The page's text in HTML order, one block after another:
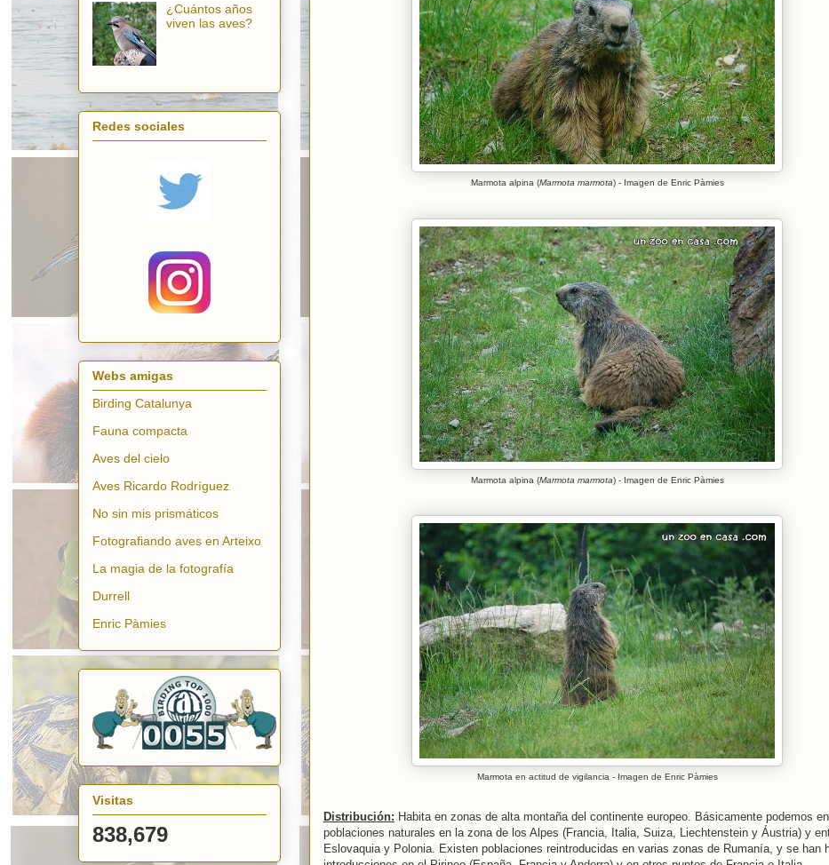
Marmota alpina (Marmota marmota) - Imagen de Enric Pàmies
Marmota alpina (Marmota marmota) - Imagen de Enric Pàmies
Marmota en actitud de vigilancia - Imagen de Enric Pàmies
Distribución: Habita en zonas de alta montaña del continente europeo. Básicamente podemos
poblaciones naturales en la zona de los Alpes (Francia, Italia, Suiza, Liechtenstein y Áustria) y
Eslovaquia y Polonia. Existen poblaciones reintroducidas en varias zonas de Rumanía, y se han
¿Cuántos años
viven las aves?
Redes sociales
Webs amigas
Birding Catalunya
Fauna compacta
Aves del cielo
Aves Ricardo Rodríguez
No sin mis prismáticos
Fotografiando aves en Arteixo
La magia de la fotografía
Durrell
Enric Pàmies
Visitas
838,679